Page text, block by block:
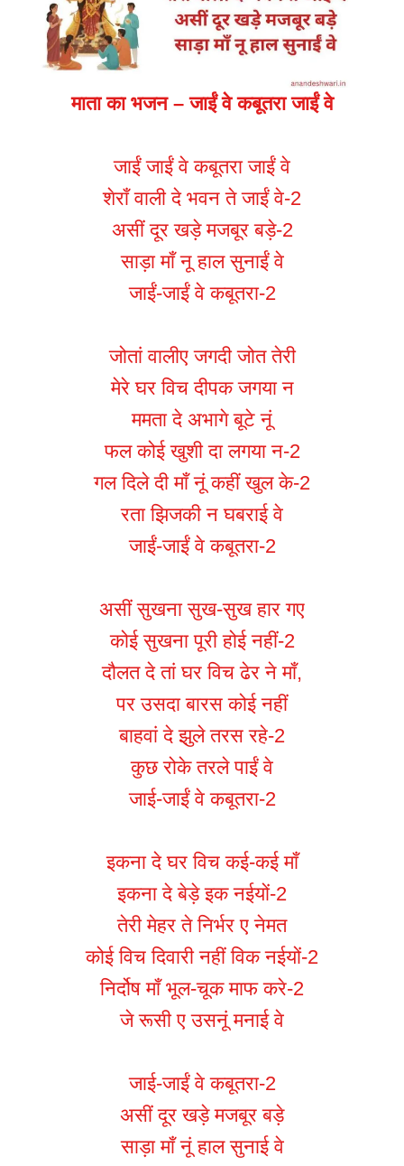
माता का भजन – जाईं वे कबूतरा जाईं वे
जाईं जाईं वे कबूतरा जाईं वे
शेराँ वाली दे भवन ते जाईं वे-2
असीं दूर खड़े मजबूर बड़े-2
साड़ा माँ नू हाल सुनाईं वे
जाईं-जाईं वे कबूतरा-2
जोतां वालीए जगदी जोत तेरी
मेरे घर विच दीपक जगया न
ममता दे अभागे बूटे नूं
फल कोई खुशी दा लगया न-2
गल दिले दी माँ नूं कहीं खुल के-2
रता झिजकी न घबराई वे
जाईं-जाईं वे कबूतरा-2
असीं सुखना सुख-सुख हार गए
कोई सुखना पूरी होई नहीं-2
दौलत दे तां घर विच ढेर ने माँ,
पर उसदा बारस कोई नहीं
बाहवां दे झुले तरस रहे-2
कुछ रोके तरले पाईं वे
जाई-जाईं वे कबूतरा-2
इकना दे घर विच कई-कई माँ
इकना दे बेड़े इक नईयों-2
तेरी मेहर ते निर्भर ए नेमत
कोई विच दिवारी नहीं विक नईयों-2
निर्दोष माँ भूल-चूक माफ करे-2
जे रूसी ए उसनूं मनाई वे
जाई-जाईं वे कबूतरा-2
असीं दूर खड़े मजबूर बड़े
साड़ा माँ नूं हाल सुनाई वे